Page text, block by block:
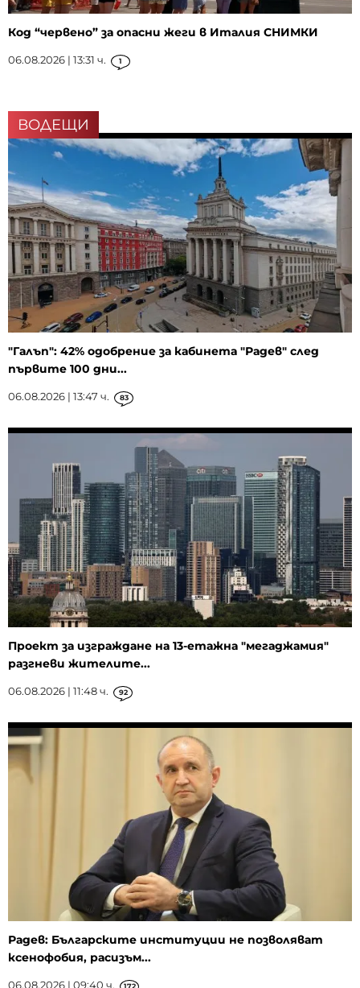
Код “червено” за опасни жеги в Италия СНИМКИ
06.08.2026 | 13:31 ч. 1
ВОДЕЩИ
"Галъп": 42% одобрение за кабинета "Радев" след
първите 100 дни...
06.08.2026 | 13:47 ч. 83
Проект за изграждане на 13-етажна "мегаджамия"
разгневи жителите...
06.08.2026 | 11:48 ч. 92
Радев: Българските институции не позволяват
ксенофобия, расизъм...
06.08.2026 | 09:40 ч.